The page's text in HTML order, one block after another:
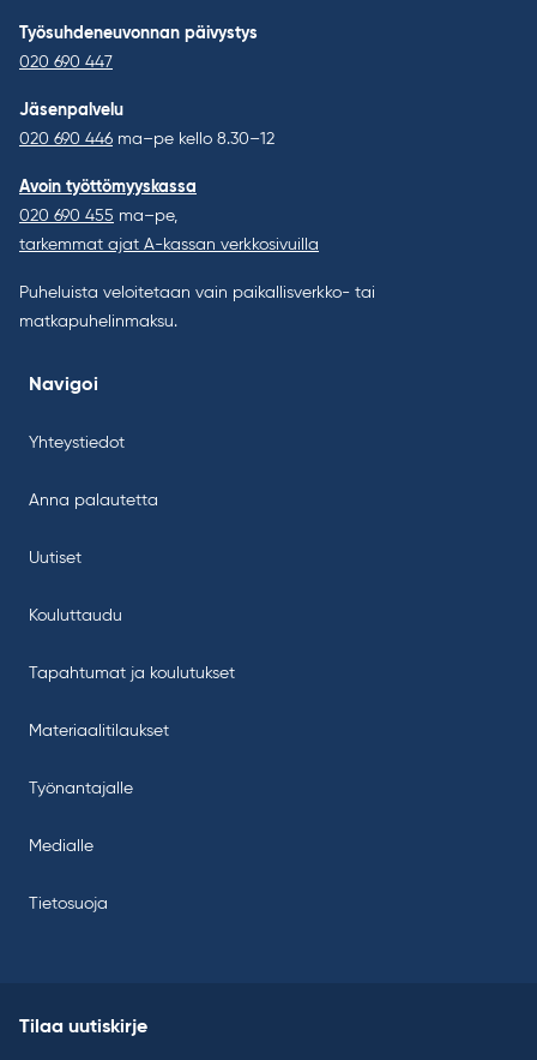
Työsuhdeneuvonnan päivystys
020 690 447
Jäsenpalvelu
020 690 446 ma–pe kello 8.30–12
Avoin työttömyyskassa
020 690 455 ma–pe,
tarkemmat ajat A-kassan verkkosivuilla
Puheluista veloitetaan vain paikallisverkko- tai
matkapuhelinmaksu.
Navigoi
Yhteystiedot
Anna palautetta
Uutiset
Kouluttaudu
Tapahtumat ja koulutukset
Materiaalitilaukset
Työnantajalle
Medialle
Tietosuoja
Tilaa uutiskirje